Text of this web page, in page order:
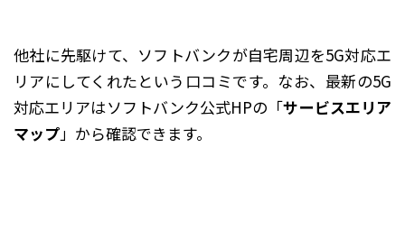
他社に先駆けて、ソフトバンクが自宅周辺を5G対応エ
リアにしてくれたという口コミです。なお、最新の5G
対応エリアはソフトバンク公式HPの「サービスエリア
マップ」から確認できます。